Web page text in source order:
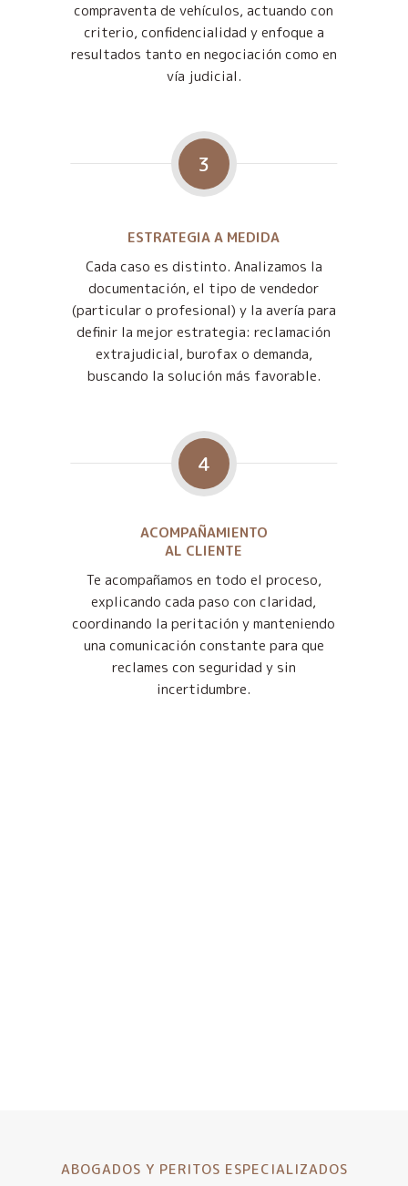
compraventa de vehículos, actuando con
criterio, confidencialidad y enfoque a
resultados tanto en negociación como en
vía judicial.
3
ESTRATEGIA A MEDIDA
Cada caso es distinto. Analizamos la
documentación, el tipo de vendedor
(particular o profesional) y la avería para
definir la mejor estrategia: reclamación
extrajudicial, burofax o demanda,
buscando la solución más favorable.
4
ACOMPAÑAMIENTO
AL CLIENTE
Te acompañamos en todo el proceso,
explicando cada paso con claridad,
coordinando la peritación y manteniendo
una comunicación constante para que
reclames con seguridad y sin
incertidumbre.
ABOGADOS Y PERITOS ESPECIALIZADOS